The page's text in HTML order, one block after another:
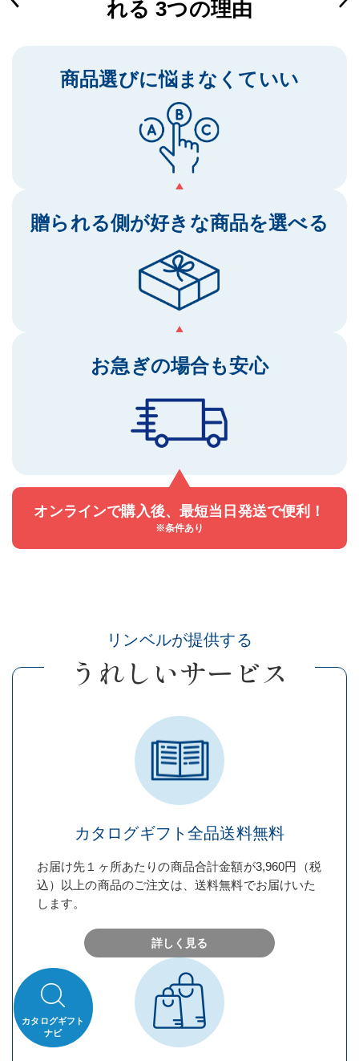
れる 3つの理由
商品選びに悩まなくていい
何が喜ばれるのか考えると悩みますよね？
贈られる側が好きな商品を選べる
毎回同じような商品を送ってませんか？
お急ぎの場合も安心
オンラインで購入後、 最短当日発送で便利！
※条件あり
リンベルが提供する
うれしいサービス
カタログギフト全品送料無料
お届け先１ヶ所あたりの商品合計金額が3,960円（税
込）以上の商品のご注文は、送料無料でお届けいた
します。
詳しく見る
カタログギフト
ナビ